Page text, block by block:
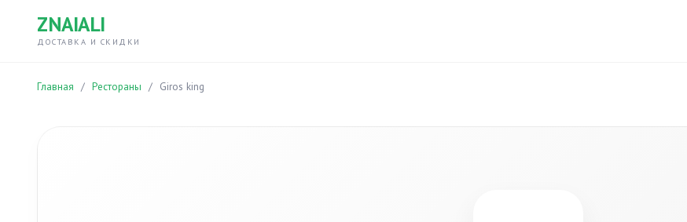
ZNAIALI
ДОСТАВКА И СКИДКИ
Главная / Рестораны / Giros king